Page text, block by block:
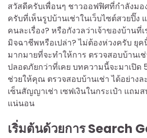
สวัสดีครับเพื่อนๆ ชาวออฟฟิศที่กำลังมอ
ครับที่เห็นรูปบ้านเช่าในเว็บไซต์สวยปิ๊ง
คนละเรื่อง? หรือกังวลว่าเจ้าของบ้านที่
มิจฉาชีพหรือเปล่า? ไม่ต้องห่วงครับ ยุค
มากมายที่จะทำให้การ ตรวจสอบบ้านเช่
ปลอดภัยกว่าที่เคย บทความนี้จะมาเปิด
ช่วยให้คุณ ตรวจสอบบ้านเช่า ได้อย่างล
เซ็นสัญญาเช่า เซฟเงินในกระเป๋า แถม
แน่นอน
เริ่มต้นด้วยการ Search